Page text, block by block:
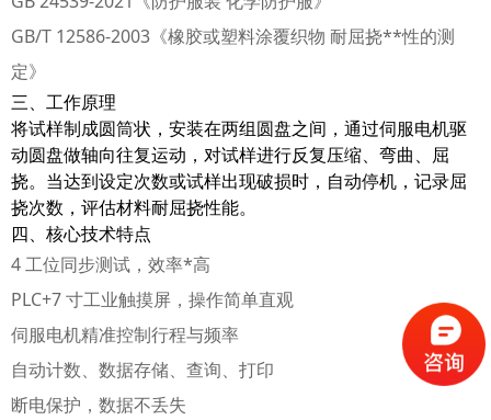
GB/T 12586-2003《橡胶或塑料涂覆织物 耐屈挠**性的测
定》
三、工作原理
将试样制成圆筒状，安装在两组圆盘之间，通过伺服电机驱
动圆盘做轴向往复运动，对试样进行反复压缩、弯曲、屈
挠。当达到设定次数或试样出现破损时，自动停机，记录屈
挠次数，评估材料耐屈挠性能。
四、核心技术特点
4 工位同步测试，效率*高
PLC+7 寸工业触摸屏，操作简单直观
伺服电机精准控制行程与频率
自动计数、数据存储、查询、打印
断电保护，数据不丢失